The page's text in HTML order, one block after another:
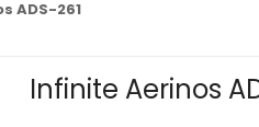
ADS-261
Infinite Aerinos